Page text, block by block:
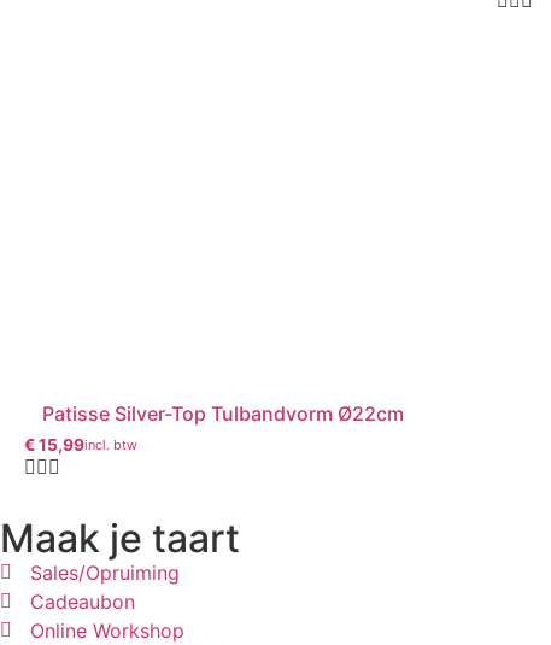
Patisse Silver-Top Tulbandvorm Ø22cm
€15,99incl. btw
Maak je taart
Sales/Opruiming
Cadeaubon
Online Workshop